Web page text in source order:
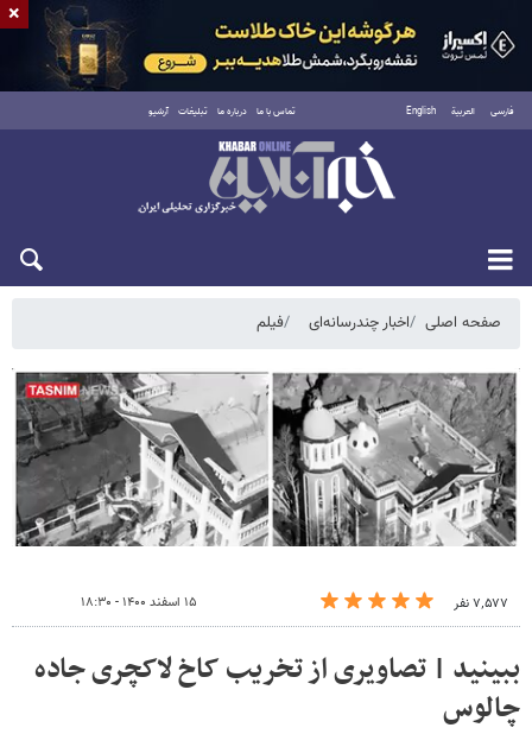
فارسی العربية English تماس با ما درباره ما تبلیغات آرشیو
جمعه ۱۶ مرداد ۱۴۰۵
صفحه اصلی اخبار چندرسانه‌ای فیلم
۷٬۵۷۷ نفر ۱۵ اسفند ۱۴۰۰ - ۱۸:۳۰
ببینید | تصاویری از تخریب کاخ لاکچری جاده
چالوس
×